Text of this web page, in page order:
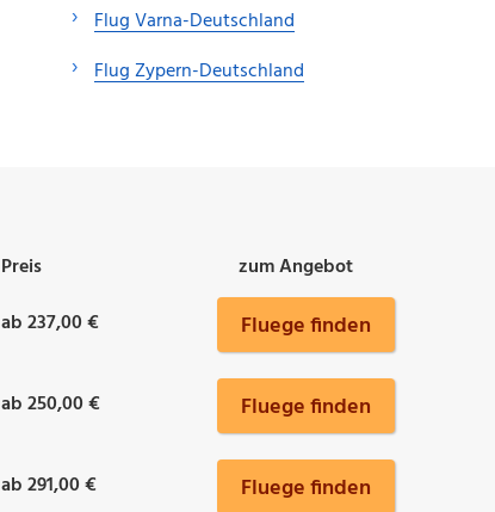
Flug Varna-Deutschland
Flug Zypern-Deutschland
Preis
zum Angebot
ab 237,00 € Fluege finden
ab 250,00 € Fluege finden
ab 291,00 € Fluege finden